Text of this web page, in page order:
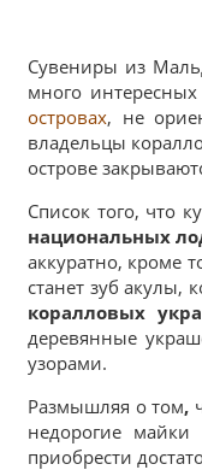
Сувениры из
много
островах, не
владельцы
острове
Список того, что
национальных
аккуратно, кроме
станет зуб акулы,
коралловых
деревянные
узорами.
Размышляя о том,
недорогие
приобрести